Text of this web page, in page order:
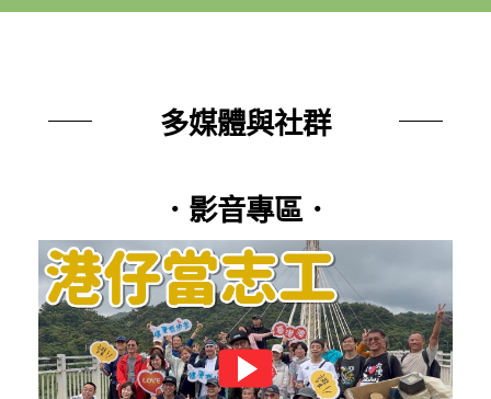
多媒體與社群
．影音專區．